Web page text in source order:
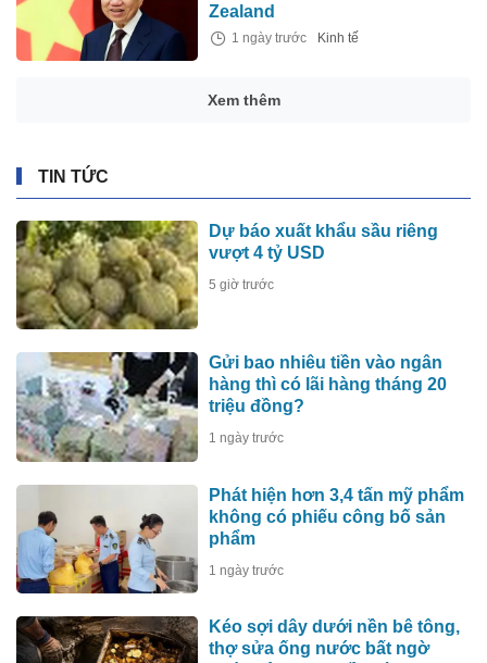
Zealand
1 ngày trước Kinh tế
Xem thêm
TIN TỨC
Dự báo xuất khẩu sầu riêng
vượt 4 tỷ USD
5 giờ trước
Gửi bao nhiêu tiền vào ngân
hàng thì có lãi hàng tháng 20
triệu đồng?
1 ngày trước
Phát hiện hơn 3,4 tấn mỹ phẩm
không có phiếu công bố sản
phẩm
1 ngày trước
Kéo sợi dây dưới nền bê tông,
thợ sửa ống nước bất ngờ